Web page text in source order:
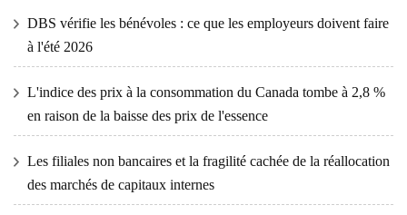
DBS vérifie les bénévoles : ce que les employeurs doivent faire
à l'été 2026
L'indice des prix à la consommation du Canada tombe à 2,8 %
en raison de la baisse des prix de l'essence
Les filiales non bancaires et la fragilité cachée de la réallocation
des marchés de capitaux internes